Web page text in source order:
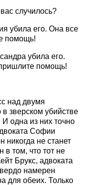
случилось?
убила его. Она все
помощь!
убила его.
помощь!
над двумя
зверском убийстве
одна из них точно
Софии
никогда не станет
в том, что тот не
Брукс, адвоката
намерен
для обеих. Только